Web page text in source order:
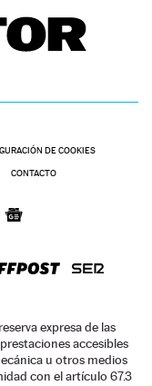
DE COOKIES
CONTACTO
expresa de las
accesibles
u otros medios
con el artículo 67.3